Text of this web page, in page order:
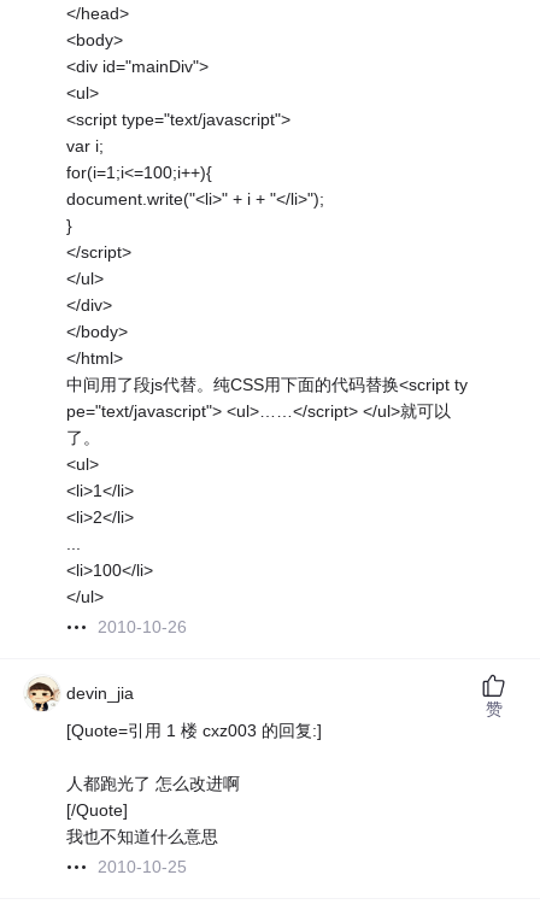
</head>
<body>
<div id="mainDiv">
<ul>
<script type="text/javascript">
var i;
for(i=1;i<=100;i++){
document.write("<li>" + i + "</li>");
}
</script>
</ul>
</div>
</body>
</html>
中间用了段js代替。纯CSS用下面的代码替换<script ty
pe="text/javascript"> <ul>……</script> </ul>就可以
了。
<ul>
<li>1</li>
<li>2</li>
...
<li>100</li>
</ul>
2010-10-26
devin_jia
[Quote=引用 1 楼 cxz003 的回复:]
人都跑光了 怎么改进啊
[/Quote]
我也不知道什么意思
2010-10-25
赞